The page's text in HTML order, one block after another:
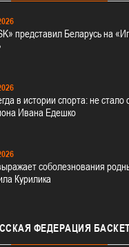
представил Беларусь на
в истории спорта: не стало
Ивана Едешко
соболезнования
Курилика
ФЕДЕРАЦИЯ